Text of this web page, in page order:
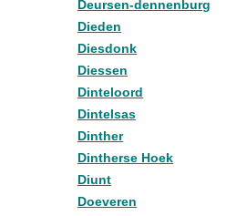
Deursen-dennenburg
Dieden
Diesdonk
Diessen
Dinteloord
Dintelsas
Dinther
Dintherse Hoek
Diunt
Doeveren